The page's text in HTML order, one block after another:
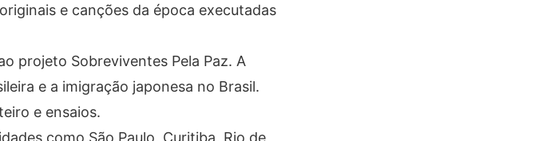
e canções da época executadas
projeto Sobreviventes Pela Paz. A
e a imigração japonesa no Brasil.
e ensaios.
como São Paulo, Curitiba, Rio de